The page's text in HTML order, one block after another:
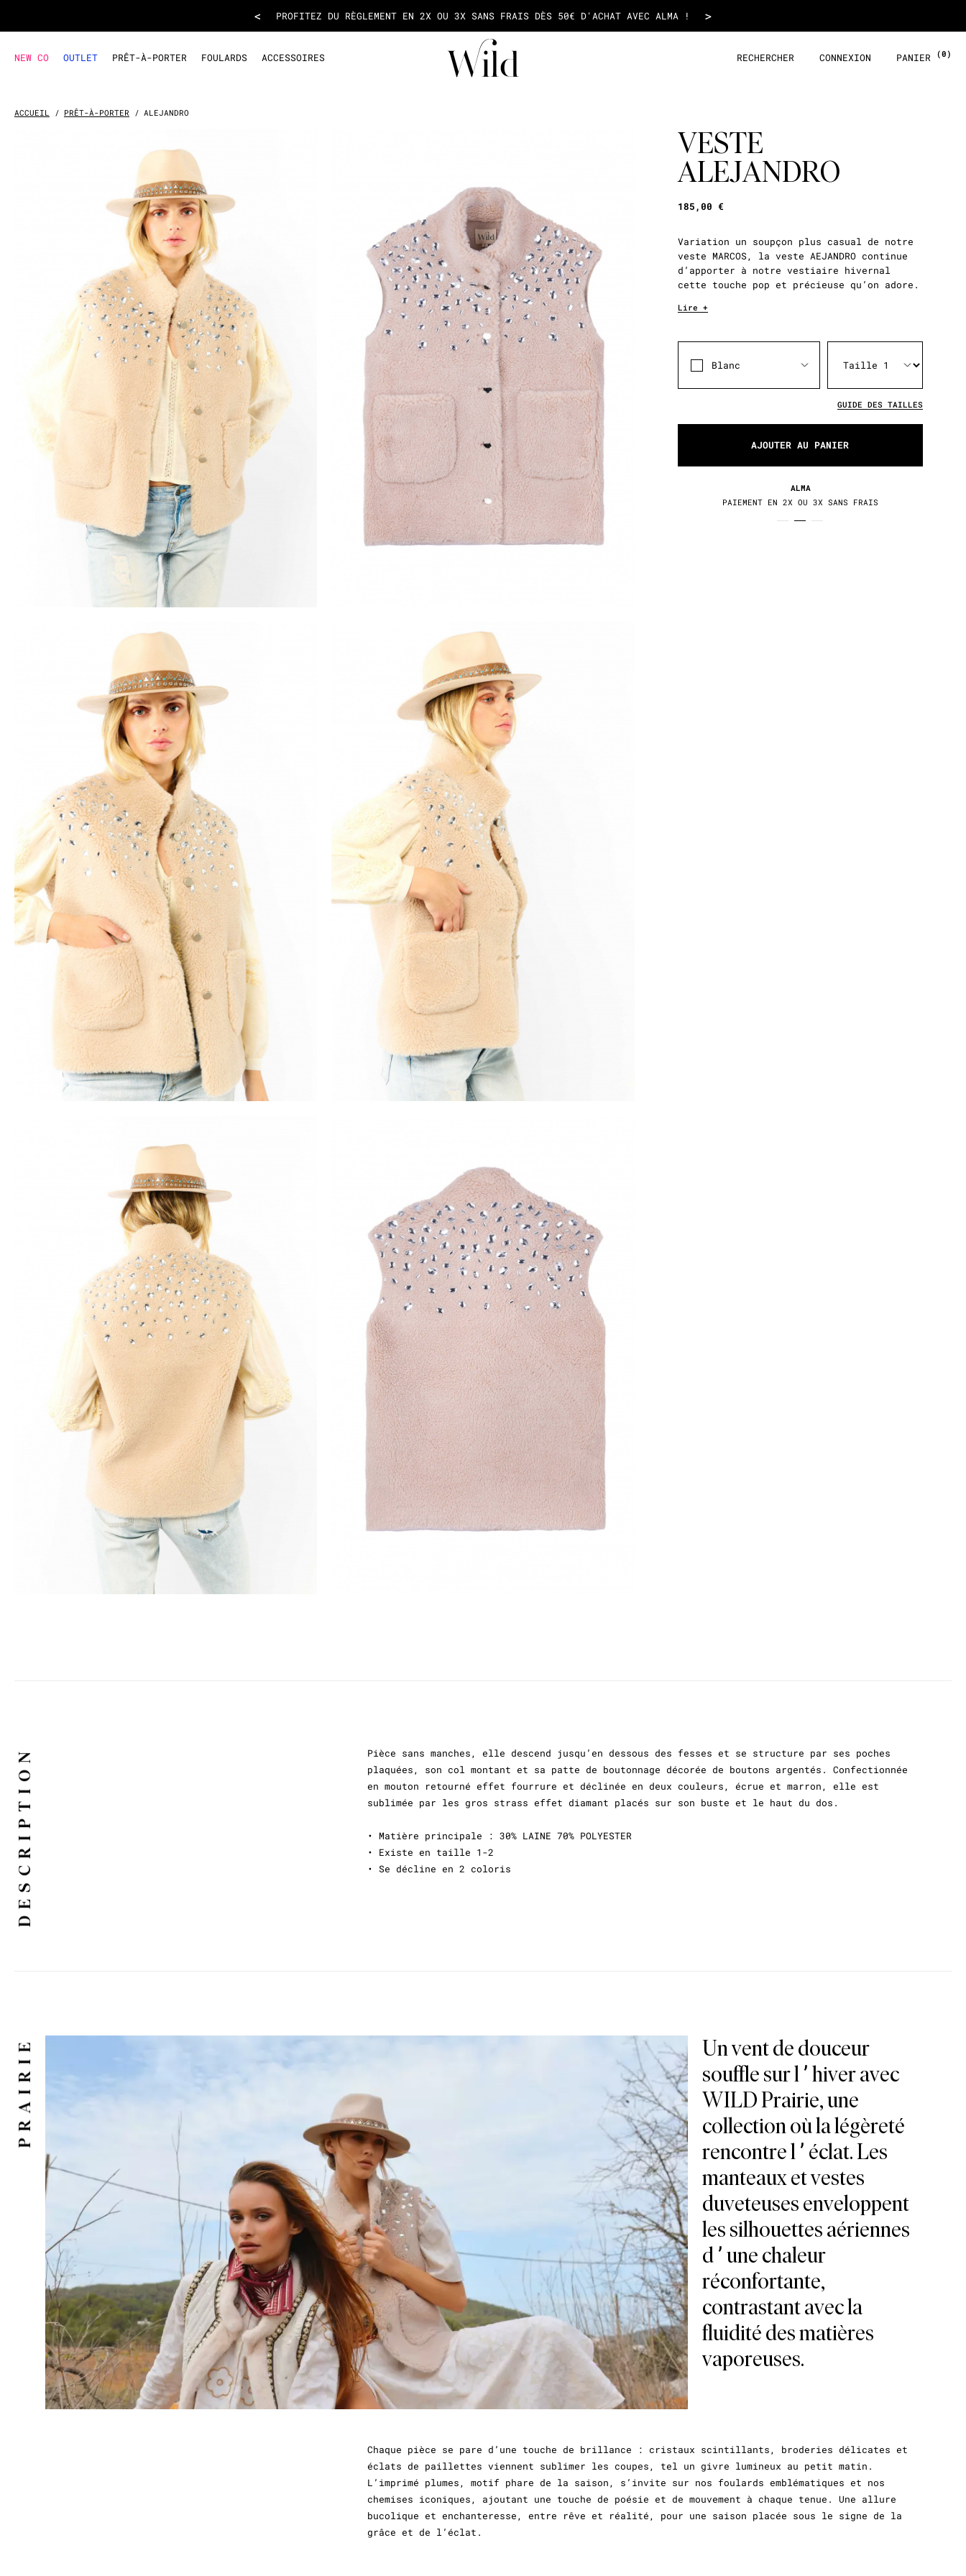
INSCRIVEZ-VOUSÀ LA NEWSLETTER ET SOYEZ LA PREMIÈRE À DÉCOUVRIR NOS NOUVELLES COLLECTIONS✨
NEW CO OUTLET PRÊT-À-PORTER FOULARDS ACCESSOIRES RECHERCHER CONNEXION PANIER (0)
ACCUEIL PRÊT-À-PORTER ALEJANDRO
VESTE
ALEJANDRO
185,00 €
Variation un soupçon plus casual de notre
veste MARCOS, la veste AEJANDRO continue
d’apporter à notre vestiaire hivernal
cette touche pop et précieuse qu’on adore.
Lire +
Blanc
GUIDE DES TAILLES
AJOUTER AU PANIER
DÈS 50€ D'ACHAT EN FRANCE
PAIEMENT EN 2X OU 3X SANS FRAIS
RETOURS / ÉCHANGES
30 JOURS POUR CHANGER D'AVIS
DESCRIPTION
Pièce sans manches, elle descend jusqu’en dessous des fesses et se structure par ses poches
plaquées, son col montant et sa patte de boutonnage décorée de boutons argentés. Confectionnée
en mouton retourné effet fourrure et déclinée en deux couleurs, écrue et marron, elle est
sublimée par les gros strass effet diamant placés sur son buste et le haut du dos.
• Matière principale : 30% LAINE 70% POLYESTER
• Existe en taille 1-2
• Se décline en 2 coloris
PRAIRIE
Un vent de douceur
souffle sur l’hiver avec
WILD Prairie, une
collection où la légèreté
rencontre l’éclat. Les
manteaux et vestes
duveteuses enveloppent
les silhouettes aériennes
d’une chaleur
réconfortante,
contrastant avec la
fluidité des matières
vaporeuses.
Chaque pièce se pare d’une touche de brillance : cristaux scintillants, broderies délicates et
éclats de paillettes viennent sublimer les coupes, tel un givre lumineux au petit matin.
L’imprimé plumes, motif phare de la saison, s’invite sur nos foulards emblématiques et nos
chemises iconiques, ajoutant une touche de poésie et de mouvement à chaque tenue. Une allure
bucolique et enchanteresse, entre rêve et réalité, pour une saison placée sous le signe de la
grâce et de l’éclat.